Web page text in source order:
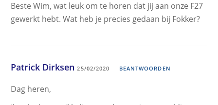
Beste Wim, wat leuk om te horen dat jij aan onze F27
gewerkt hebt. Wat heb je precies gedaan bij Fokker?
Patrick Dirksen 25/02/2020 BEANTWOORDEN
Dag heren,